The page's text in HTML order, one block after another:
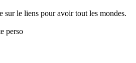
sur le liens pour avoir tout les mondes.
perso